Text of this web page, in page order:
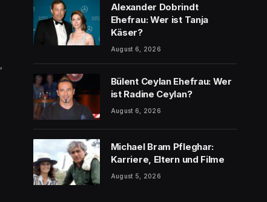
Alexander Dobrindt
Ehefrau: Wer ist Tanja
Käser?
August 6, 2026
Bülent Ceylan Ehefrau: Wer
ist Radine Ceylan?
August 6, 2026
Michael Bram Pfleghar:
Karriere, Eltern und Filme
August 5, 2026